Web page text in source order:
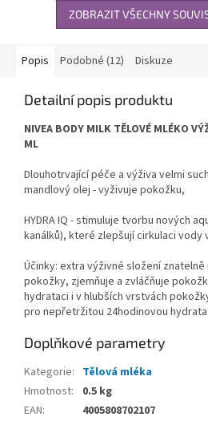
ZOBRAZIT VŠECHNY
Popis Podobné (12) Diskuze
Detailní popis produktu
NIVEA BODY MILK TĚLOVÉ MLÉKO
ML
Dlouhotrvající péče a výživa velmi
mandlový olej - vyživuje pokožku,
HYDRA IQ - stimuluje tvorbu nových
kanálků), které zlepšují cirkulaci vody
Účinky: extra výživné složení
pokožky, zjemňuje a zvláčňuje
hydrataci i v hlubších vrstvách
pro nepřetržitou 24hodinovou
Doplňkové parametry
Kategorie: Tělová mléka
Hmotnost:
0.5 kg
EAN: 4005808702107